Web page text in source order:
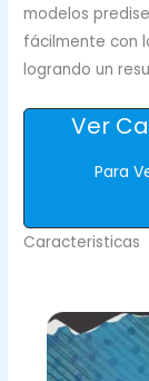
modelos
fácilmente con
logrando un
Ver
Para
Caracteristicas